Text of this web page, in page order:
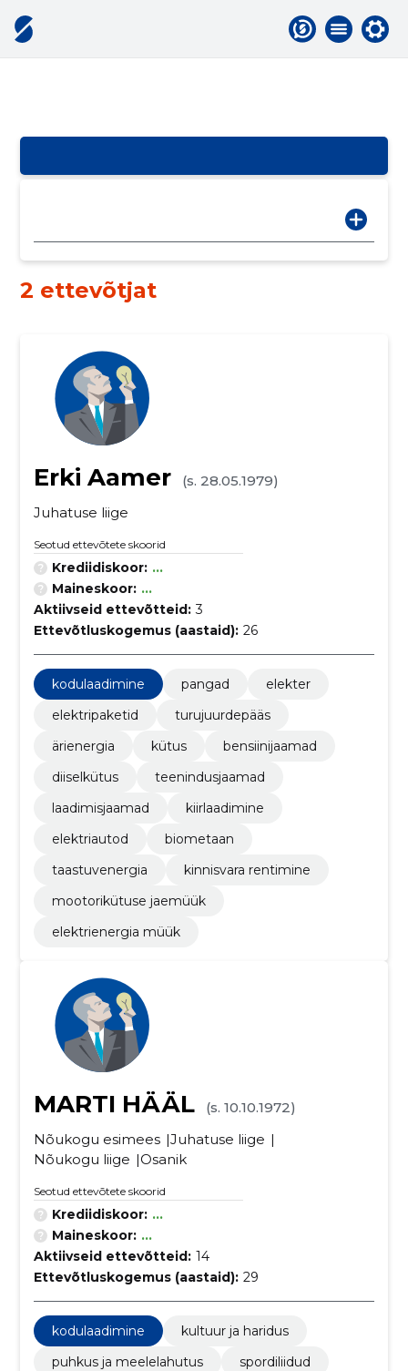
2 ettevõtjat
Erki Aamer
(s. 28.05.1979)
Juhatuse liige
Seotud ettevõtete skoorid
Krediidiskoor: ...
Maineskoor: ...
Aktiivseid ettevõtteid: 3
Ettevõtluskogemus (aastaid): 26
kodulaadimine pangad
elekter
elektripaketid
turujuurdepääs
ärienergia
kütus
bensiinijaamad
diiselkütus
teenindusjaamad
laadimisjaamad
kiirlaadimine
elektriautod
biometaan
taastuvenergia
kinnisvara rentimine
mootorikütuse jaemüük
elektrienergia müük
MARTI HÄÄL
(s. 10.10.1972)
Nõukogu esimees Juhatuse liige
Nõukogu liige
Osanik
Seotud ettevõtete skoorid
Krediidiskoor: ...
Maineskoor: ...
Aktiivseid ettevõtteid: 14
Ettevõtluskogemus (aastaid): 29
kodulaadimine
kultuur ja haridus
puhkus ja meelelahutus
spordiliidud